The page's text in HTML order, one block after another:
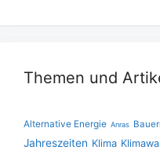
Themen und
Alternative Energie Anras
Jahreszeiten Klima